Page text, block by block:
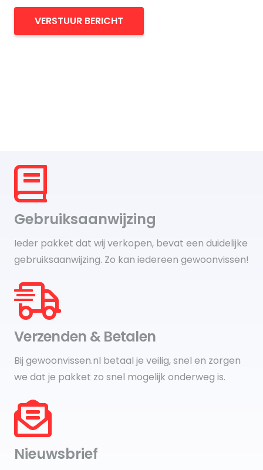
VERSTUUR BERICHT
Gebruiksaanwijzing
Ieder pakket dat wij verkopen, bevat een duidelijke
gebruiksaanwijzing. Zo kan iedereen gewoonvissen!
Verzenden & Betalen
Bij gewoonvissen.nl betaal je veilig, snel en zorgen
we dat je pakket zo snel mogelijk onderweg is.
Nieuwsbrief